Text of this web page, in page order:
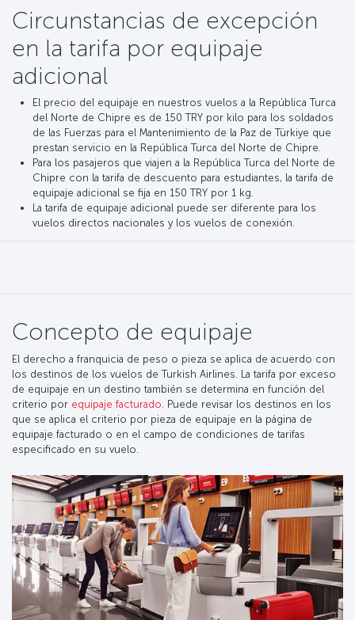
Circunstancias de excepción
en la tarifa por equipaje
adicional
El precio del equipaje en nuestros vuelos a la República Turca
del Norte de Chipre es de 150 TRY por kilo para los soldados
de las Fuerzas para el Mantenimiento de la Paz de Türkiye que
prestan servicio en la República Turca del Norte de Chipre.
Para los pasajeros que viajen a la República Turca del Norte de
Chipre con la tarifa de descuento para estudiantes, la tarifa de
equipaje adicional se fija en 150 TRY por 1 kg.
La tarifa de equipaje adicional puede ser diferente para los
vuelos directos nacionales y los vuelos de conexión.
Concepto de equipaje
El derecho a franquicia de peso o pieza se aplica de acuerdo con
los destinos de los vuelos de Turkish Airlines. La tarifa por exceso
de equipaje en un destino también se determina en función del
criterio por equipaje facturado . Puede revisar los destinos en los
que se aplica el criterio por pieza de equipaje en la página de
equipaje facturado o en el campo de condiciones de tarifas
especificado en su vuelo.